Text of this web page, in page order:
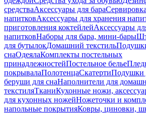
средстваАксессуары для бара
напитковАксессуары для хранения
приготовления коктейлейАксессуары
напитковНаборы для бара, мини-бары
для бутылокДомашний текстиль
снаОдеялаКомплекты постельных
принадлежностейПостельное белье
покрывалаПолотенцаСкатертиПодушки
беруши для снаНаполнители для
текстиляТканиКухонные ножи,
для кухонных ножейНожеточки и
напольные покрытияКовры, циновки,